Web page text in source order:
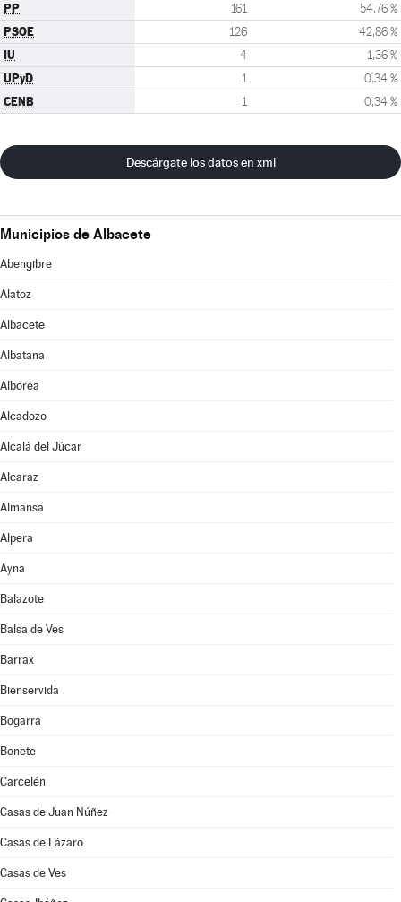
PP 161 54,76 %
PSOE 126 42,86 %
IU 4 1,36 %
UPyD 1 0,34 %
CENB 1 0,34 %
Descárgate los datos en xml
Municipios de Albacete
Abengibre
Alatoz
Albacete
Albatana
Alborea
Alcadozo
Alcalá del Júcar
Alcaraz
Almansa
Alpera
Ayna
Balazote
Balsa de Ves
Barrax
Bienservida
Bogarra
Bonete
Carcelén
Casas de Juan Núñez
Casas de Lázaro
Casas de Ves